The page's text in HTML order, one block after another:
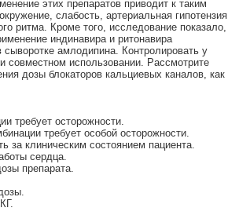
этих препаратов приводит к таким
слабость, артериальная гипотензия
ритма. Кроме того, исследование показало,
индинавира и ритонавира
сыворотке амлодипина. Контролировать у
совместном использовании. Рассмотрите
дозы блокаторов кальциевых каналов, как
требует осторожности.
требует особой осторожности.
за клиническим состоянием пациента.
сердца.
препарата.